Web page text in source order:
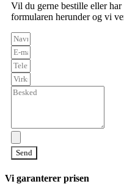
Vil du gerne bestille eller
formularen herunder og vi
Send
Vi garanterer prisen